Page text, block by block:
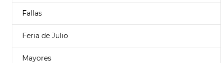
Fallas
Feria de Julio
Mayores